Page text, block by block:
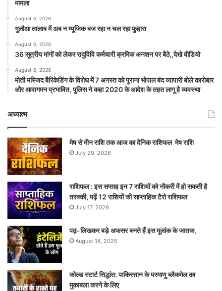
मामला
August 6, 2026
गुलौआ तालाब में अब न म्यूजिक बज रहा न चल रहा फुहारा
August 6, 2026
36 सूत्रीय मांगों को लेकर रादुविवि कर्मचारी क्रमिक अनशन पर बैठे,,देखे वीडियो
August 6, 2026
मोती मस्जिद बैरिकेडिंग के विरोध में 7 अगस्त को पुराना भोपाल बंद व्यापारी बोले कारोबार
और आवागमन प्रभावित, पुलिस ने कहा 2020 के आदेश के तहत लागू है व्यवस्था
अध्यात्म
मेष से मीन राशि तक आज का दैनिक राशिफल मेष राशि
July 29, 2026
राशिफल : इस सप्ताह इन 7 राशियों को नौकरी में हो सकती है
तरक्की, पढ़ें 12 राशियों की साप्ताहिक टैरो राशिफल
July 17, 2026
पढ़-लिखकर बड़े अफसर बनते हैं इस मूलांक के जातक,
August 14, 2025
कोल्ड स्टार्ट सिद्धांत: पाकिस्तान के परमाणु ब्लैकमेल का
मुकाबला करने के लिए